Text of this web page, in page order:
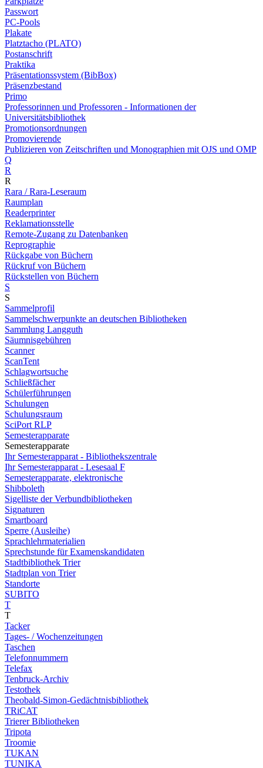
Passwort
PC-Pools
Plakate
Platztacho (PLATO)
Postanschrift
Praktika
Präsentationssystem (BibBox)
Präsenzbestand
Primo
Professorinnen und Professoren - Informationen der
Universitätsbibliothek
Promotionsordnungen
Promovierende
Publizieren von Zeitschriften und Monographien mit OJS und OMP
Q
R
R
Rara / Rara-Leseraum
Raumplan
Readerprinter
Reklamationsstelle
Remote-Zugang zu Datenbanken
Reprographie
Rückgabe von Büchern
Rückruf von Büchern
Rückstellen von Büchern
S
S
Sammelprofil
Sammelschwerpunkte an deutschen Bibliotheken
Sammlung Langguth
Säumnisgebühren
Scanner
ScanTent
Schlagwortsuche
Schließfächer
Schülerführungen
Schulungen
Schulungsraum
SciPort RLP
Semesterapparate
Semesterapparate
Ihr Semesterapparat - Bibliothekszentrale
Ihr Semesterapparat - Lesesaal F
Semesterapparate, elektronische
Shibboleth
Sigelliste der Verbundbibliotheken
Signaturen
Smartboard
Sperre (Ausleihe)
Sprachlehrmaterialien
Sprechstunde für Examenskandidaten
Stadtbibliothek Trier
Stadtplan von Trier
Standorte
SUBITO
T
T
Tacker
Tages- / Wochenzeitungen
Taschen
Telefonnummern
Telefax
Tenbruck-Archiv
Testothek
Theobald-Simon-Gedächtnisbibliothek
TRiCAT
Trierer Bibliotheken
Tripota
Troomie
TUKAN
TUNIKA